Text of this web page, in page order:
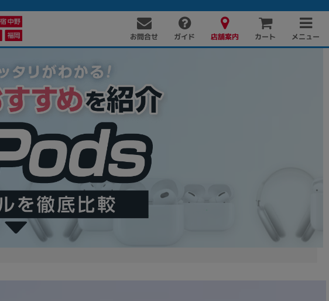
お問合せ ガイド 店舗案内 カート メニュー
モニター PC周辺機器 PCパーツ